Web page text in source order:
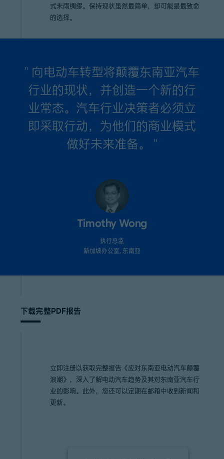
式未雨绸缪。保持现状虽然最简单，却可能是最致命
的选择。
" 向电动车转型将颠覆东南亚汽车
行业的现状，并创造一个新的行
业常态。汽车行业决策者必须立
即采取行动，为他们的商业模式
做好未来准备。 "
Timothy Wong
执行总监
新加坡办公室, 东南亚
下载完整PDF报告
立即注册以获取完整报告《应对东南亚电动汽车颠覆
浪潮》，深入了解电动汽车趋势及其对东南亚汽车行
业的影响。此外，您还可以定期在邮箱中收到新闻和
更新。